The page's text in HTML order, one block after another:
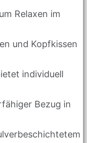
Relaxen im
und Kopfkissen
individuell
Bezug in